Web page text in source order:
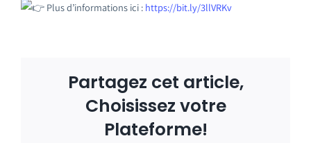
Plus d’informations ici : https://bit.ly/3llVRKv
Partagez cet article,
Choisissez votre
Plateforme!